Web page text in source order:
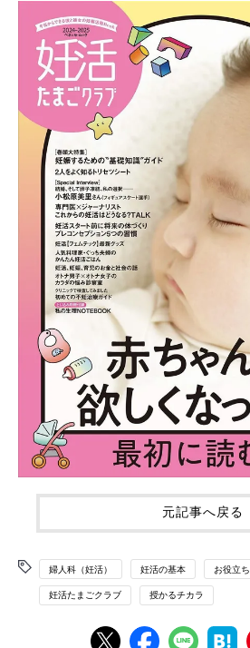
元記事へ戻る
婦人科（妊活） 妊活の基本 お役立ち
妊活たまごクラブ 授かるチカラ